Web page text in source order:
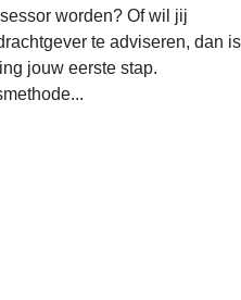
worden? Of wil jij
te adviseren, dan is
jouw eerste stap.